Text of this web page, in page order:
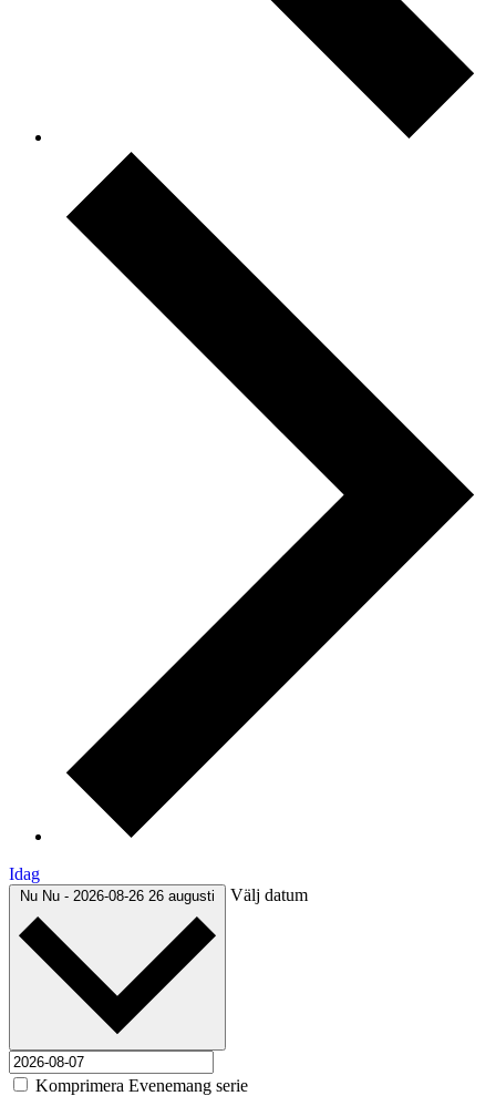
Idag
Nu Nu - 2026-08-26 26 augusti Välj datum
Komprimera Evenemang serie